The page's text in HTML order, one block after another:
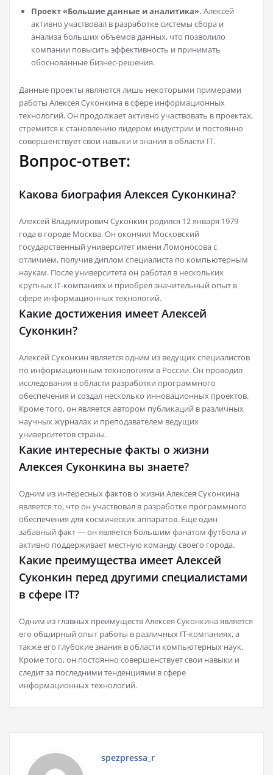
Проект «Большие данные и аналитика». Алексей
активно участвовал в разработке системы сбора и
анализа больших объемов данных, что позволило
компании повысить эффективность и принимать
обоснованные бизнес-решения.
Данные проекты являются лишь некоторыми примерами
работы Алексея Суконкина в сфере информационных
технологий. Он продолжает активно участвовать в проектах,
стремится к становлению лидером индустрии и постоянно
совершенствует свои навыки и знания в области IT.
Вопрос-ответ:
Какова биография Алексея Суконкина?
Алексей Владимирович Суконкин родился 12 января 1979
года в городе Москва. Он окончил Московский
государственный университет имени Ломоносова с
отличием, получив диплом специалиста по компьютерным
наукам. После университета он работал в нескольких
крупных IT-компаниях и приобрел значительный опыт в
сфере информационных технологий.
Какие достижения имеет Алексей
Суконкин?
Алексей Суконкин является одним из ведущих специалистов
по информационным технологиям в России. Он проводил
исследования в области разработки программного
обеспечения и создал несколько инновационных проектов.
Кроме того, он является автором публикаций в различных
научных журналах и преподавателем ведущих
университетов страны.
Какие интересные факты о жизни
Алексея Суконкина вы знаете?
Одним из интересных фактов о жизни Алексея Суконкина
является то, что он участвовал в разработке программного
обеспечения для космических аппаратов. Еще один
забавный факт — он является большим фанатом футбола и
активно поддерживает местную команду своего города.
Какие преимущества имеет Алексей
Суконкин перед другими специалистами
в сфере IT?
Одним из главных преимуществ Алексея Суконкина является
его обширный опыт работы в различных IT-компаниях, а
также его глубокие знания в области компьютерных наук.
Кроме того, он постоянно совершенствует свои навыки и
следит за последними тенденциями в сфере
информационных технологий.
spezpressa_r